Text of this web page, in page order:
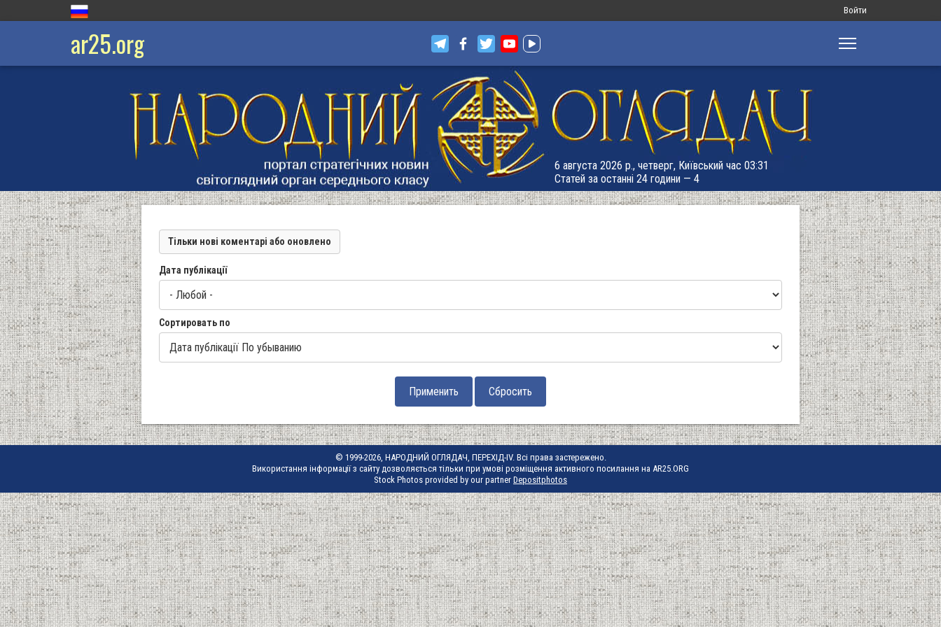
Меню
запису
Войти
ar25.org
6 августа 2026 р., четверг, Київський час 03:31
Статей за останні 24 години — 4
Тільки нові коментарі або оновлено
Дата публікації
Сортировать по
© 1999-2026, НАРОДНИЙ ОГЛЯДАЧ, ПЕРЕХІД-IV. Всі права застережено.
Використання інформації з сайту дозволяється тільки при умові розміщення активного посилання на AR25.ORG
Stock Photos provided by our partner Depositphotos